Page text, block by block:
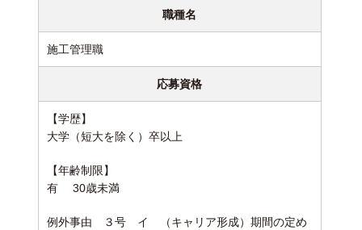
職種名
施工管理職
応募資格
【学歴】
大学（短大を除く）卒以上
【年齢制限】
有 30歳未満
例外事由 ３号 イ （キャリア形成） 期間の定め